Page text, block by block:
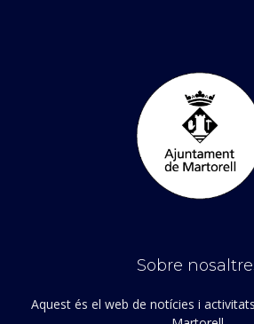
Sobre
Aquest és el web de notícies i